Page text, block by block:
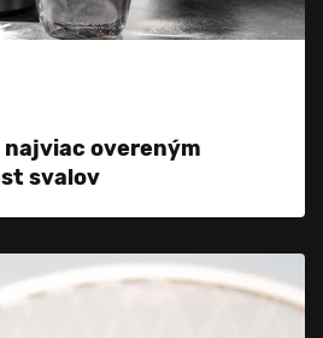
overeným
svalov